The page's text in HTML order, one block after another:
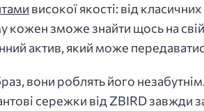
високої якості: від
кожен зможе знайти щось на
актив, який може
вони роблять його
сережки від ZBIRD завжди